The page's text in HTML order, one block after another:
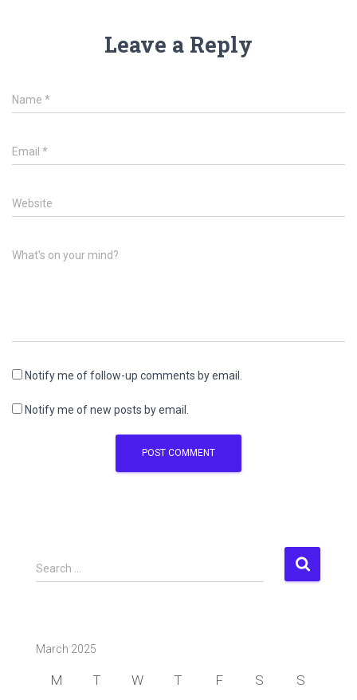
Leave a Reply
Name *
Email *
Website
What's on your mind?
Notify me of follow-up comments by email.
Notify me of new posts by email.
S
e
h
Search …
March 2025
M T W T F S S